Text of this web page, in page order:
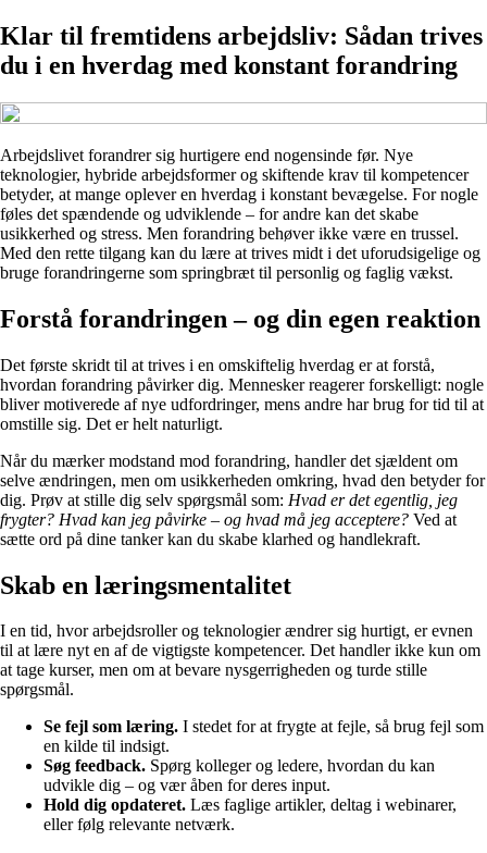
Klar til fremtidens arbejdsliv: Sådan trives
du i en hverdag med konstant forandring
Arbejdslivet forandrer sig hurtigere end nogensinde før. Nye
teknologier, hybride arbejdsformer og skiftende krav til kompetencer
betyder, at mange oplever en hverdag i konstant bevægelse. For nogle
føles det spændende og udviklende – for andre kan det skabe
usikkerhed og stress. Men forandring behøver ikke være en trussel.
Med den rette tilgang kan du lære at trives midt i det uforudsigelige og
bruge forandringerne som springbræt til personlig og faglig vækst.
Forstå forandringen – og din egen reaktion
Det første skridt til at trives i en omskiftelig hverdag er at forstå,
hvordan forandring påvirker dig. Mennesker reagerer forskelligt: nogle
bliver motiverede af nye udfordringer, mens andre har brug for tid til at
omstille sig. Det er helt naturligt.
Når du mærker modstand mod forandring, handler det sjældent om
selve ændringen, men om usikkerheden omkring, hvad den betyder for
dig. Prøv at stille dig selv spørgsmål som: Hvad er det egentlig, jeg
frygter? Hvad kan jeg påvirke – og hvad må jeg acceptere? Ved at
sætte ord på dine tanker kan du skabe klarhed og handlekraft.
Skab en læringsmentalitet
I en tid, hvor arbejdsroller og teknologier ændrer sig hurtigt, er evnen
til at lære nyt en af de vigtigste kompetencer. Det handler ikke kun om
at tage kurser, men om at bevare nysgerrigheden og turde stille
spørgsmål.
Se fejl som læring. I stedet for at frygte at fejle, så brug fejl som
en kilde til indsigt.
Søg feedback. Spørg kolleger og ledere, hvordan du kan
udvikle dig – og vær åben for deres input.
Hold dig opdateret. Læs faglige artikler, deltag i webinarer,
eller følg relevante netværk.